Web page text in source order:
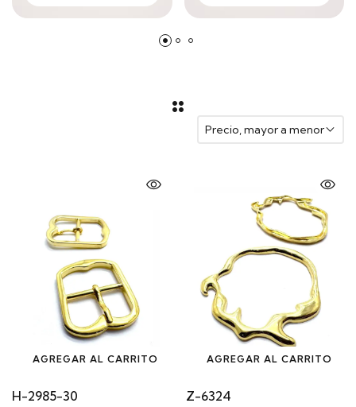
Precio, mayor a menor
AGREGAR AL CARRITO
H-2985-30
AGREGAR AL CARRITO
Z-6324